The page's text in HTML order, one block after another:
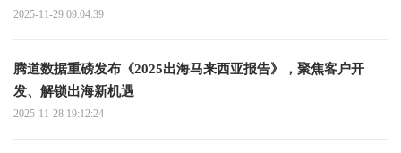
2025-11-29 09:04:39
腾道数据重磅发布《2025出海马来西亚报告》，聚焦客户开
发、解锁出海新机遇
2025-11-28 19:12:24